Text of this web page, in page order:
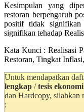
Kesimpulan yang
restoran berpengaruh
positif tidak signifikan
signifikan tehadap
Kata Kunci : Realisasi
Restoran, Tingkat
Untuk mendapatkan
lengkap /tesis
dan Hardcopy, silahkan
: